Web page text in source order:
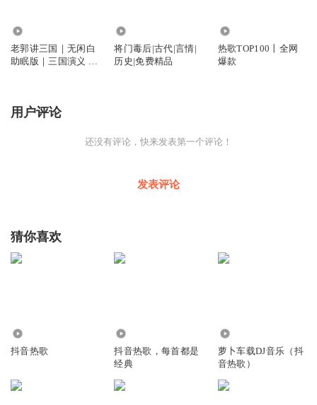
老郭讲三国｜无闲白
助眠版｜三国演义 |
将门毒后|古代|言情|
历史|免费精品
热歌TOP100丨全网
爆款
用户评论
还没有评论，快来发表第一个评论！
发表评论
猜你喜欢
抖音热歌
抖音热歌，每首都是
经典
萝卜车载DJ音乐（抖
音热歌）